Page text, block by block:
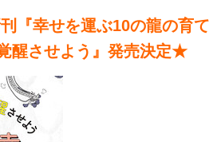
『幸せを運ぶ10の龍の育て
醒させよう』発売決定★